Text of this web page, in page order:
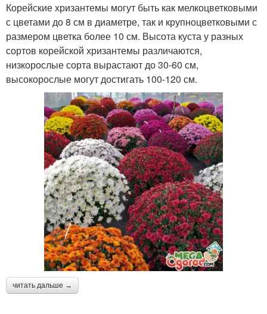
Корейские хризантемы могут быть как мелкоцветковыми
с цветами до 8 см в диаметре, так и крупноцветковыми с
размером цветка более 10 см. Высота куста у разных
сортов корейской хризантемы различаются,
низкорослые сорта вырастают до 30-60 см,
высокорослые могут достигать 100-120 см.
читать дальше →